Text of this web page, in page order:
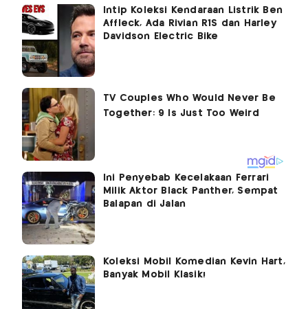
Intip Koleksi Kendaraan Listrik Ben
Affleck, Ada Rivian R1S dan Harley
Davidson Electric Bike
Ini Penyebab Kecelakaan Ferrari
Milik Aktor Black Panther, Sempat
Balapan di Jalan
Koleksi Mobil Komedian Kevin Hart,
Banyak Mobil Klasik!